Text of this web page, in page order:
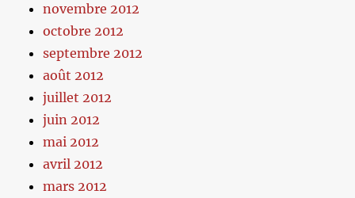
novembre 2012
octobre 2012
septembre 2012
août 2012
juillet 2012
juin 2012
mai 2012
avril 2012
mars 2012